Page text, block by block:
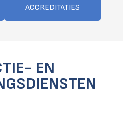
ACCREDITATIES
EN